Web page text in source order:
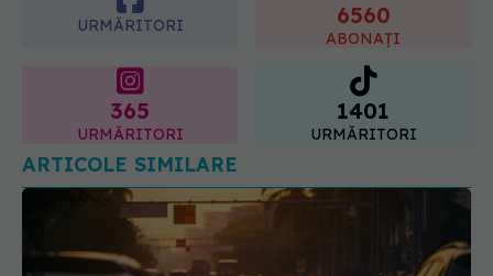
URMĂRITORI 6560
ABONAȚI
365
URMĂRITORI
1401
URMĂRITORI
ARTICOLE SIMILARE